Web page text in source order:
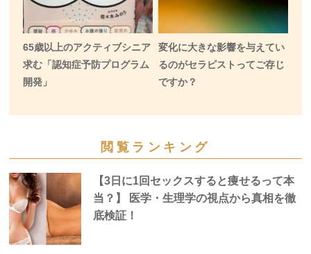
65歳以上のアクティブシニア
求む「認知症予防プログラム
開発」
変化に大きな影響を与えてい
るのがセラピストってご存じ
ですか？
閲覧ランキング
【3日に1回セックスすると痩せるって本
当？】 医学・生理学の視点から真相を徹
底検証！